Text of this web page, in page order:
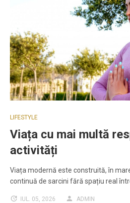
LIFESTYLE
Viața cu mai multă
activități
Viața modernă este construită, în
continuă de sarcini fără spațiu real
IUL. 05, 2026 ADMIN